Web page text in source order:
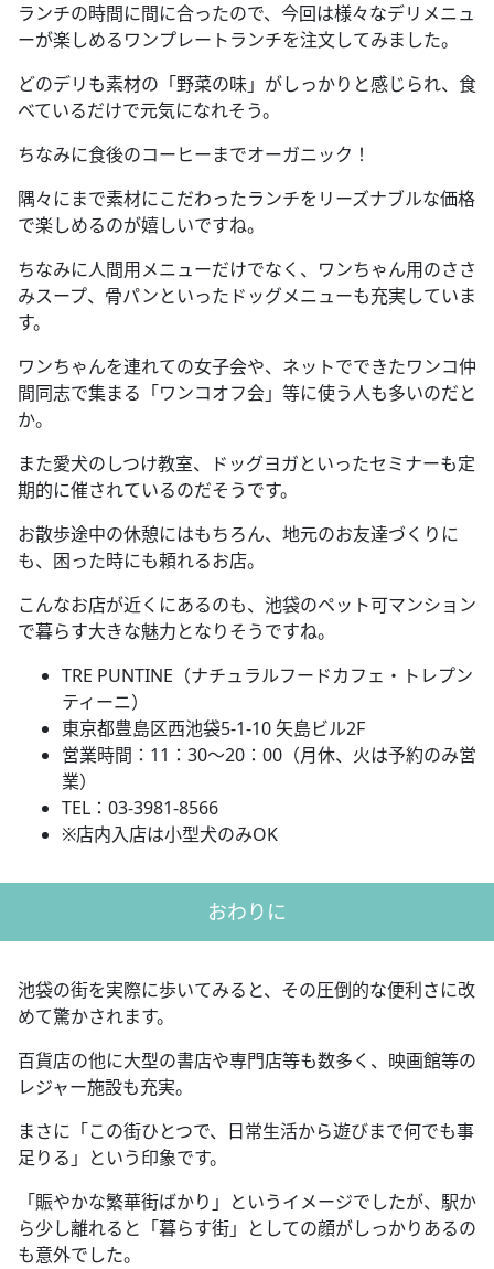
ランチの時間に間に合ったので、今回は様々なデリメニュ
ーが楽しめるワンプレートランチを注文してみました。
どのデリも素材の「野菜の味」がしっかりと感じられ、食
べているだけで元気になれそう。
ちなみに食後のコーヒーまでオーガニック！
隅々にまで素材にこだわったランチをリーズナブルな価格
で楽しめるのが嬉しいですね。
ちなみに人間用メニューだけでなく、ワンちゃん用のささ
みスープ、骨パンといったドッグメニューも充実していま
す。
ワンちゃんを連れての女子会や、ネットでできたワンコ仲
間同志で集まる「ワンコオフ会」等に使う人も多いのだと
か。
また愛犬のしつけ教室、ドッグヨガといったセミナーも定
期的に催されているのだそうです。
お散歩途中の休憩にはもちろん、地元のお友達づくりに
も、困った時にも頼れるお店。
こんなお店が近くにあるのも、池袋のペット可マンション
で暮らす大きな魅力となりそうですね。
TRE PUNTINE（ナチュラルフードカフェ・トレプン
ティーニ）
東京都豊島区西池袋5-1-10 矢島ビル2F
営業時間：11：30～20：00（月休、火は予約のみ営
業）
TEL：03-3981-8566
※店内入店は小型犬のみOK
おわりに
池袋の街を実際に歩いてみると、その圧倒的な便利さに改
めて驚かされます。
百貨店の他に大型の書店や専門店等も数多く、映画館等の
レジャー施設も充実。
まさに「この街ひとつで、日常生活から遊びまで何でも事
足りる」という印象です。
「賑やかな繁華街ばかり」というイメージでしたが、駅か
ら少し離れると「暮らす街」としての顔がしっかりあるの
も意外でした。